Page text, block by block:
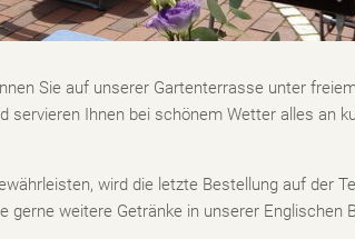
Sie auf unserer Gartenterrasse unter
servieren Ihnen bei schönem Wetter alles an
wird die letzte Bestellung auf der
gerne weitere Getränke in unserer Englischen